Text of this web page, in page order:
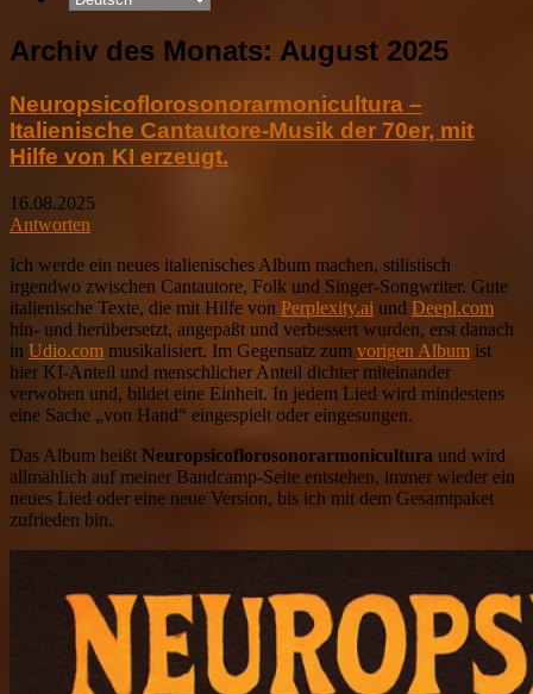
Archiv des Monats: August 2025
Neuropsicoflorosonorarmonicultura –
Italienische Cantautore-Musik der 70er, mit
Hilfe von KI erzeugt.
16.08.2025
Antworten
Ich werde ein neues italienisches Album machen, stilistisch
irgendwo zwischen Cantautore, Folk und Singer-Songwriter. Gute
italienische Texte, die mit Hilfe von Perplexity.ai und Deepl.com
hin- und herübersetzt, angepaßt und verbessert wurden, erst danach
in Udio.com musikalisiert. Im Gegensatz zum vorigen Album ist
hier KI-Anteil und menschlicher Anteil dichter miteinander
verwoben und, bildet eine Einheit. In jedem Lied wird mindestens
eine Sache „von Hand“ eingespielt oder eingesungen.
Das Album heißt Neuropsicoflorosonorarmonicultura und wird
allmählich auf meiner Bandcamp-Seite entstehen, immer wieder ein
neues Lied oder eine neue Version, bis ich mit dem Gesamtpaket
zufrieden bin.